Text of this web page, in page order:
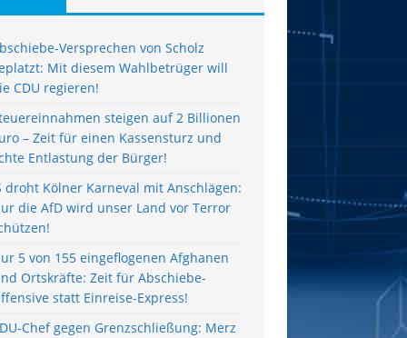
Versprechen von Scholz
Mit diesem Wahlbetrüger will
CDU regieren!
steigen auf 2 Billionen
– Zeit für einen Kassensturz und
Entlastung der Bürger!
droht Kölner Karneval mit Anschlägen:
die AfD wird unser Land vor Terror
5 von 155 eingeflogenen Afghanen
Ortskräfte: Zeit für Abschiebe-
statt Einreise-Express!
Chef gegen Grenzschließung: Merz